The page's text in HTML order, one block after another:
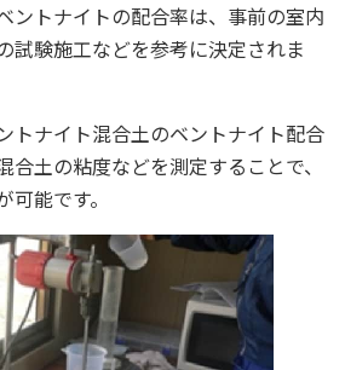
ントナイトの配合率は、事前の室内
試験施工などを参考に決定されま
トナイト混合土のベントナイト配合
合土の粘度などを測定することで、
能です。